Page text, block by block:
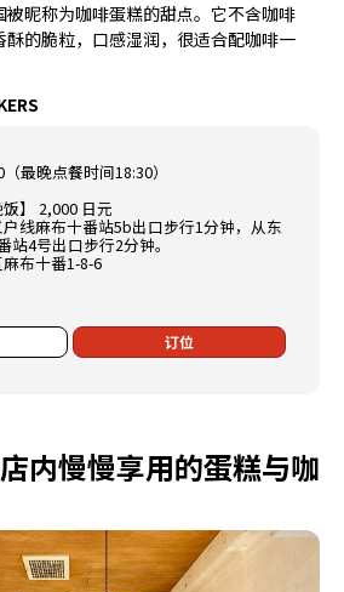
昵称为咖啡蛋糕的甜点。它不含咖啡
的脆粒，口感湿润，很适合配咖啡一
最晚点餐时间18:30）
饭】 2,000 日元
线麻布十番站5b出口步行1分钟，从东
4号出口步行2分钟。
布十番1-8-6
订位
内慢慢享用的蛋糕与咖